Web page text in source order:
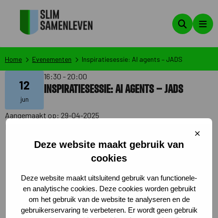
Deze website maakt gebruik van
cookies
Deze website maakt uitsluitend gebruik van functionele-
en analytische cookies. Deze cookies worden gebruikt
om het gebruik van de website te analyseren en de
gebruikerservaring te verbeteren. Er wordt geen gebruik
Sluit
Zoeken
Home Evenementen Inspiratiesessie: AI agents – JADS
12
jun
16:30 - 20:00
Inspiratiesessie: AI agents – JADS
Aangemaakt op: 29-04-2025
Ben je benieuwd naar de mogelijkheden van AI-
agents voor jouw werk en organisatie? Tijdens deze
strategie en transformatie en docent bij JADS
Professional Education, je mee in de wereld van AI
agents – slimme, autonome systemen die steeds